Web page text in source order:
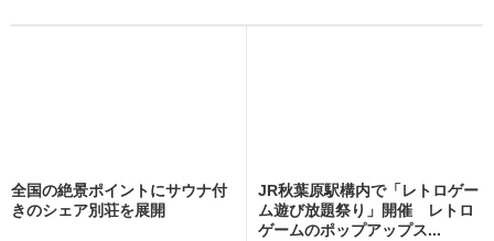
全国の絶景ポイントにサウナ付
きのシェア別荘を展開
JR秋葉原駅構内で「レトロゲー
ム遊び放題祭り」開催 レトロ
ゲームのポップアップス...